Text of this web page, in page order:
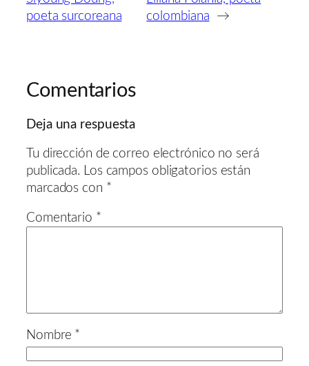
poeta surcoreana
colombiana
→
Comentarios
Deja una respuesta
Tu dirección de correo electrónico no será
publicada.
Los campos obligatorios están
marcados con *
Comentario *
Nombre *